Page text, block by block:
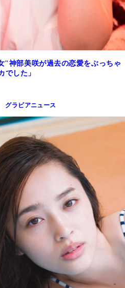
"神部美咲が過去の恋愛をぶっちゃ
でした」
グラビアニュース